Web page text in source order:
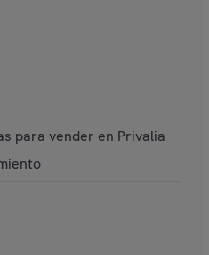
para vender en Privalia